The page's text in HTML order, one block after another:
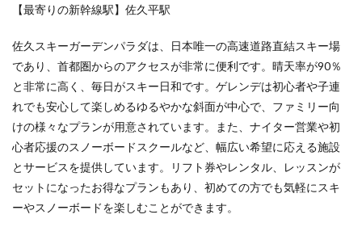
ション
が魅
力！
5.1.2
神立ス
ノーリ
ゾート
――バ
リエー
のある
地形を
【最寄りの新幹線駅】佐久平駅
佐久スキーガーデンパラダは、日本唯一の高速道路直結スキー場
であり、首都圏からのアクセスが非常に便利です。晴天率が90％
と非常に高く、毎日がスキー日和です。ゲレンデは初心者や子連
れでも安心して楽しめるゆるやかな斜面が中心で、ファミリー向
けの様々なプランが用意されています。また、ナイター営業や初
心者応援のスノーボードスクールなど、幅広い希望に応える施設
とサービスを提供しています。リフト券やレンタル、レッスンが
セットになったお得なプランもあり、初めての方でも気軽にスキ
ーやスノーボードを楽しむことができます。